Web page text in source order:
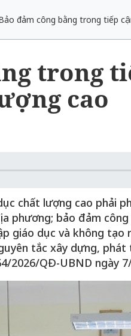
đảm công bằng trong tiếp
trong
cao
chất lượng cao phải
phương; bảo đảm
giáo dục và không
tắc xây dựng,
2026/QĐ-UBND ngày